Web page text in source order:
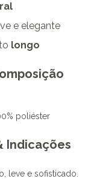
e elegante
longo
poliéster
Indicações
leve e sofisticado.